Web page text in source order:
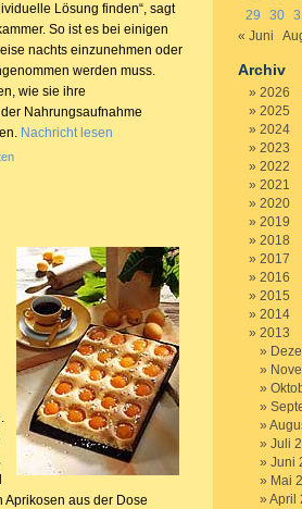
Lösung finden“, sagt
So ist es bei einigen
nachts einzunehmen oder
werden muss.
wie sie ihre
Nahrungsaufnahme
Nachricht lesen
Aprikosen aus der Dose
29
30
« Juni
Archiv
2026
2025
2024
2023
2022
2021
2020
2019
2018
2017
2016
2015
2014
2013
Juli
Juni
Mai
April